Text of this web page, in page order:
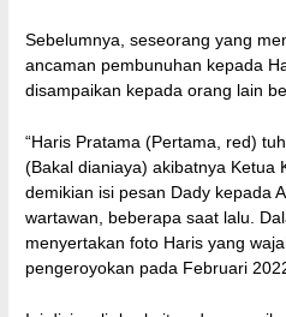
Sebelumnya, seseorang yang
ancaman pembunuhan kepada
disampaikan kepada orang lain
“Haris Pratama (Pertama, red)
(Bakal dianiaya) akibatnya Ketua
demikian isi pesan Dady kepada
wartawan, beberapa saat lalu.
menyertakan foto Haris yang
pengeroyokan pada Februari